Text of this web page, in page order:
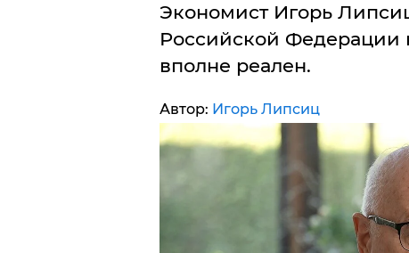
Экономист Игорь
Российской Федерации
вполне реален.
Автор: Игорь Липсиц